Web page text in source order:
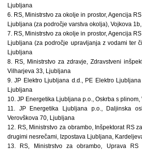
Ljubljana
6. RS, Ministrstvo za okolje in prostor, Agencija
Ljubljana (za področje varstva okolja), Vojkova
7. RS, Ministrstvo za okolje in prostor, Agencija
Ljubljana (za področje upravljanja z vodami ter
Ljubljana
8. RS, Ministrstvo za zdravje, Zdravstveni
Vilharjeva 33, Ljubljana
9. JP Elektro Ljubljana d.d., PE Elektro
Ljubljana
10. JP Energetika Ljubljana p.o., Oskrba s
11. JP Energetika Ljubljana p.o., Daljinska
Verovškova 70, Ljubljana
12. RS, Ministrstvo za obrambo, Inšpektorat RS
drugimi nesrečami, Izpostava Ljubljana,
13. RS, Ministrstvo za obrambo, Uprava RS